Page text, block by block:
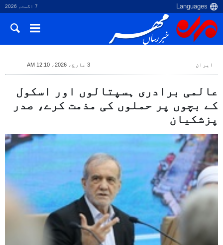
7 اگست، 2026
ایران 3 مارچ، 2026، 12:10 AM
عالمی برادری ہسپتالوں اور اسکول
کے بچوں پر حملوں کی مذمت کرے، صدر
پزشکیان